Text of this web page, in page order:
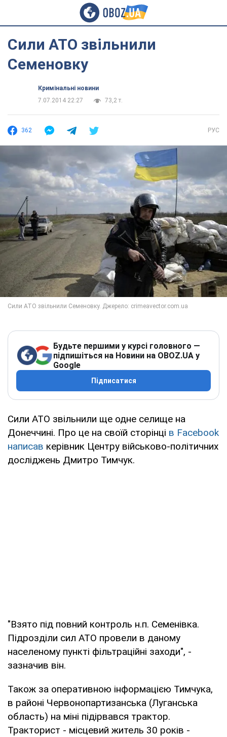
Сили АТО звільнили
Семеновку
Кримінальні новини
7.07.2014 22:27
73,2 т.
362 РУС
Будьте першими у курсі головного —
підпишіться на Новини на OBOZ.UA у
Google
Підписатися
Сили АТО звільнили ще одне селище на
Донеччині. Про це на своїй сторінці в Facebook
написав керівник Центру військово-політичних
досліджень Дмитро Тимчук.
"Взято під повний контроль н.п. Семенівка.
Підрозділи сил АТО провели в даному
населеному пункті фільтраційні заходи", -
зазначив він.
Також за оперативною інформацією Тимчука,
в районі Червонопартизанська (Луганська
область) на міні підірвався трактор.
Тракторист - місцевий житель 30 років -